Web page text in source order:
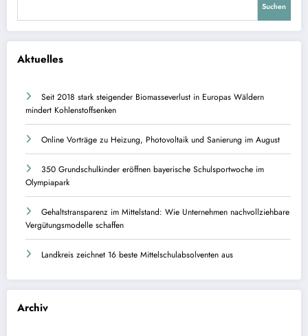
Suchen
Aktuelles
Seit 2018 stark steigender Biomasseverlust in Europas Wäldern
mindert Kohlenstoffsenken
Online Vorträge zu Heizung, Photovoltaik und Sanierung im August
350 Grundschulkinder eröffnen bayerische Schulsportwoche im
Olympiapark
Gehaltstransparenz im Mittelstand: Wie Unternehmen nachvollziehbare
Vergütungsmodelle schaffen
Landkreis zeichnet 16 beste Mittelschulabsolventen aus
Archiv